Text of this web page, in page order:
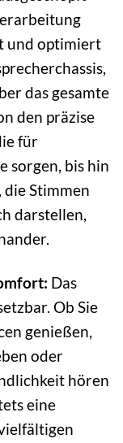
und optimiert
das gesamte
den präzise
für
sorgen, bis hin
Stimmen
darstellen,
Das
Ob Sie
genießen,
oder
hören
eine